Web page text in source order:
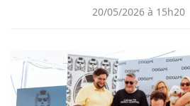
20/05/2026 à 15h20